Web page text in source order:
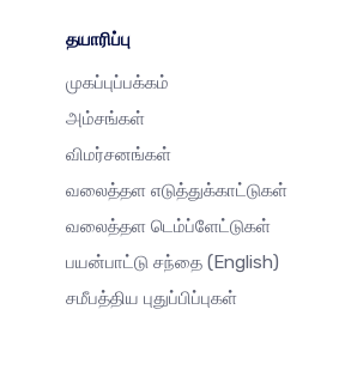
தயாரிப்பு
முகப்புப்பக்கம்
அம்சங்கள்
விமர்சனங்கள்
வலைத்தள எடுத்துக்காட்டுகள்
வலைத்தள டெம்ப்ளேட்டுகள்
பயன்பாட்டு சந்தை (English)
சமீபத்திய புதுப்பிப்புகள்